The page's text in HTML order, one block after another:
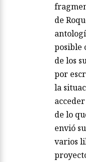
de
posible
de los
por
la
de lo
envió
varios